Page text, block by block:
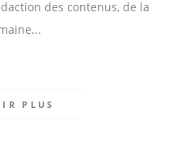
des contenus, de la
PLUS